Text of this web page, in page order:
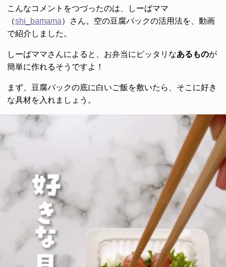
こんなコメントをつづったのは、しーばママ
（shi_bamama）さん。空の豆腐パックの活用法を、動画
で紹介しました。
しーばママさんによると、お弁当にピッタリなあるものが
簡単に作れるそうですよ！
まず、豆腐パックの底に白いご飯を敷いたら、そこに好き
な具材を入れましょう。